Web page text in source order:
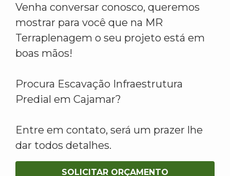
Venha conversar conosco, queremos
mostrar para você que na MR
Terraplenagem o seu projeto está em
boas mãos!
Procura Escavação Infraestrutura
Predial em Cajamar?
Entre em contato, será um prazer lhe
dar todos detalhes.
SOLICITAR ORÇAMENTO